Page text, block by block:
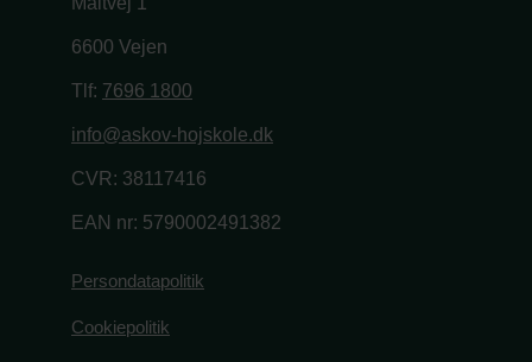
6600 Vejen
Tlf: 7696 1800
info@askov-hojskole.dk
CVR: 38117416
EAN nr: 5790002491382
Persondatapolitik
Cookiepolitik